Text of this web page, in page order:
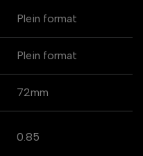
Plein format
Plein format
72mm
0.85